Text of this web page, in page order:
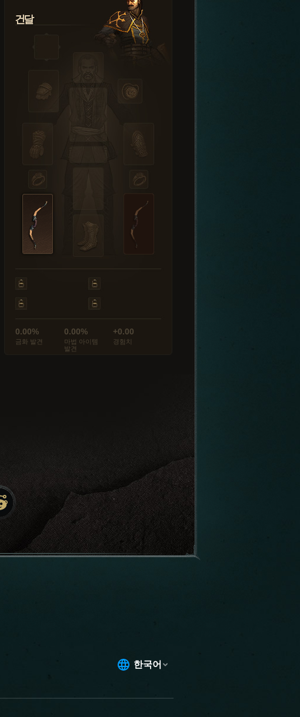
건달
0.00%
금화 발견
0.00%
마법 아이템
발견
+0.00
경험치